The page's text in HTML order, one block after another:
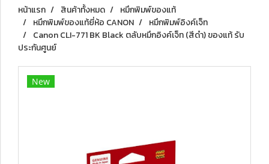
หน้าแรก สินค้าทั้งหมด
หมึกพิมพ์ของแท้
หมึกพิมพ์ของแท้ยี่ห้อ CANON
หมึกพิมพ์อิงค์เจ็ท
Canon CLI-771 BK Black ตลับหมึกอิงค์เจ็ท (สีดำ) ของแท้ รับ
ประกันศูนย์
New